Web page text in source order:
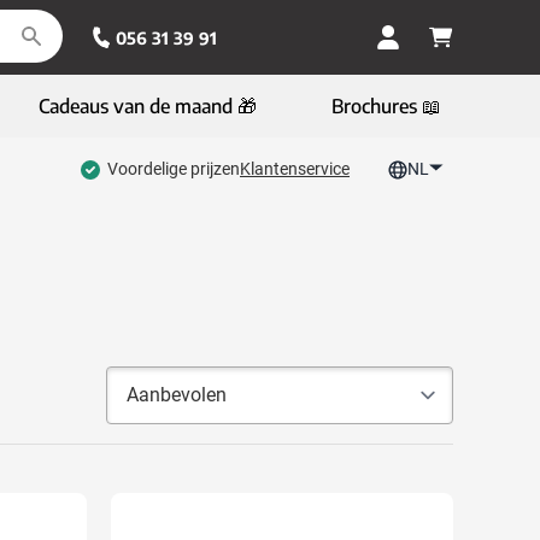
056 31 39 91
Cadeaus van de maand 🎁 Brochures 📖
Voordelige prijzenKlantenservice NL